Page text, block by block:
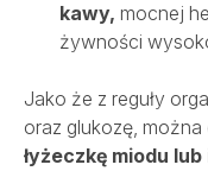
kawy, mocnej
żywności
Jako że z reguły
oraz glukozę,
łyżeczkę miodu